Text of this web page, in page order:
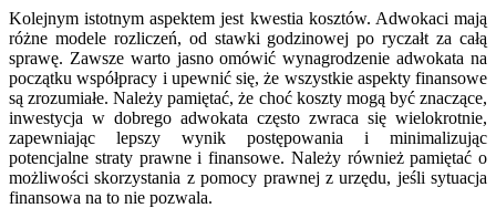
Kolejnym istotnym aspektem jest kwestia kosztów. Adwokaci mają
różne modele rozliczeń, od stawki godzinowej po ryczałt za całą
sprawę. Zawsze warto jasno omówić wynagrodzenie adwokata na
początku współpracy i upewnić się, że wszystkie aspekty finansowe
są zrozumiałe. Należy pamiętać, że choć koszty mogą być znaczące,
inwestycja w dobrego adwokata często zwraca się wielokrotnie,
zapewniając lepszy wynik postępowania i minimalizując
potencjalne straty prawne i finansowe. Należy również pamiętać o
możliwości skorzystania z pomocy prawnej z urzędu, jeśli sytuacja
finansowa na to nie pozwala.